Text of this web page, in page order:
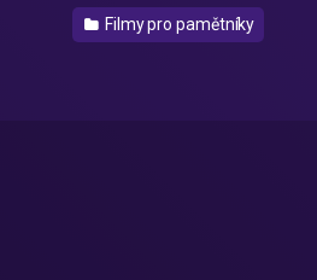
Filmy pro pamětníky